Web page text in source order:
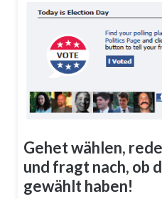
Gehet wählen,
und fragt nach, ob
gewählt haben!